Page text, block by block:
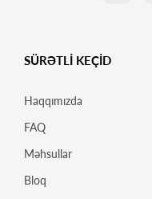
SÜRƏTLİ KEÇİD
Haqqımızda
FAQ
Məhsullar
Bloq